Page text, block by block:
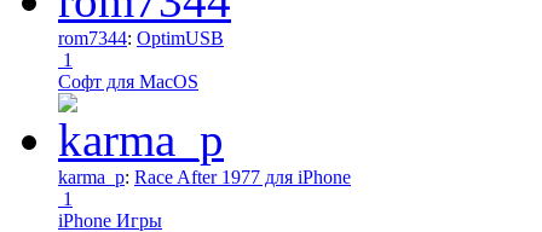
rom7344: OptimUSB
1
Софт для MacOS
karma_p: Race After 1977 для iPhone
1
iPhone Игры